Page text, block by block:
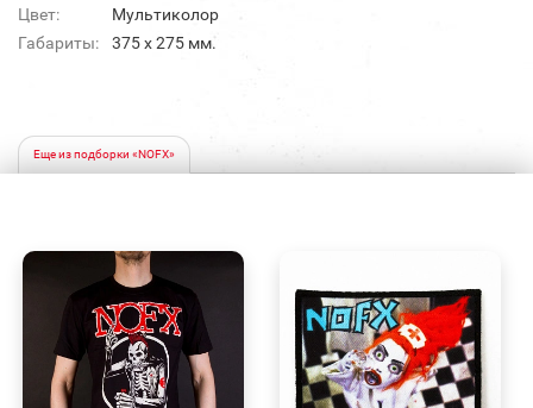
Цвет:
Мультиколор
Габариты:
375 х 275 мм.
Еще из подборки «NOFX»